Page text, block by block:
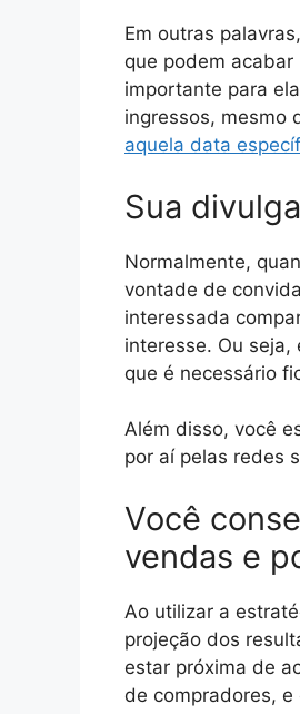
Em outras
que podem
importante para
ingressos, mesmo
aquela data
Sua
Normalmente,
vontade de
interessada
interesse. Ou
que é necessário
Além disso, você
por aí pelas redes
Você
vendas e
Ao utilizar a
projeção dos
estar próxima de
de compradores,